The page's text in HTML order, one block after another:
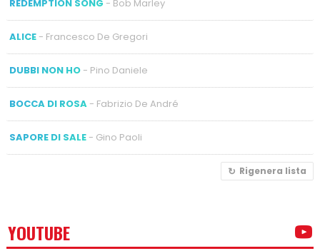
REDEMPTION SONG - Bob Marley
ALICE- Francesco De Gregori
DUBBI NON HO- Pino Daniele
BOCCA DI ROSA- Fabrizio De André
SAPORE DI SALE- Gino Paoli
Rigenera lista
YOUTUBE